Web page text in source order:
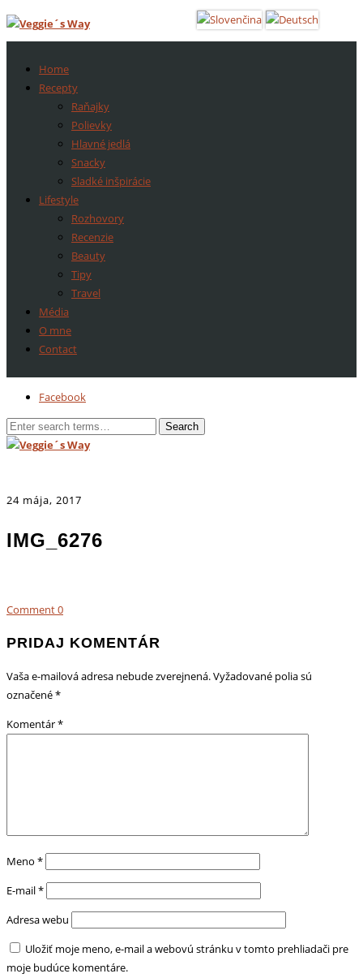
Home
Recepty
Raňajky
Polievky
Hlavné jedlá
Snacky
Sladké inšpirácie
Lifestyle
Rozhovory
Recenzie
Beauty
Tipy
Travel
Média
O mne
Contact
Facebook
24 mája, 2017
IMG_6276
Comment0
PRIDAJ KOMENTÁR
Vaša e-mailová adresa nebude zverejnená.Vyžadované polia sú
označené*
Komentár*
Meno *
E-mail*
Adresa webu
Uložiť moje meno, e-mail a webovú stránku v tomto prehliadači pre
moje budúce komentáre.